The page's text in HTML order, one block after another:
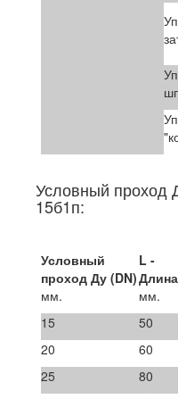
Условный проход
15б1п:
Условный
проход Ду (DN)
мм.
L -
Длина
мм.
15
50
20
60
25
80